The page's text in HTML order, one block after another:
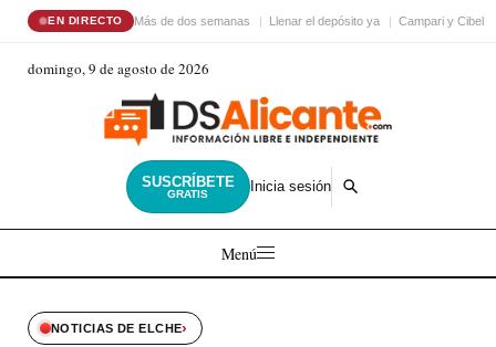
EN DIRECTO Más de dos semanas Llenar el depósito ya Campari y
domingo, 9 de agosto de 2026
SUSCRÍBETE
GRATIS Inicia sesión
Menú
NOTICIAS DE ELCHE›